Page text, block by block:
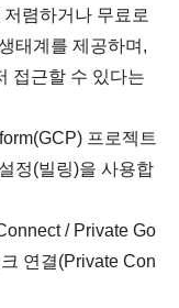
렴하거나 무료로
태계를 제공하며,
접근할 수 있다는
프로젝트
정(빌링)을 사용합
/ Private Go
연결(Private Con